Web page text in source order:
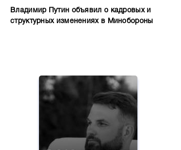
Владимир Путин объявил о кадровых и
структурных изменениях в Минобороны